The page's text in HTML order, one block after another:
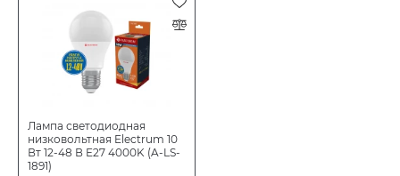
Цвет стекла Опаловый
Высота, мм 67
Ширина, мм 39
Количество в
коробе шт:
100
Лампа светодиодная
низковольтная Electrum 10
Вт 12-48 В E27 4000K (A-LS-
1891)